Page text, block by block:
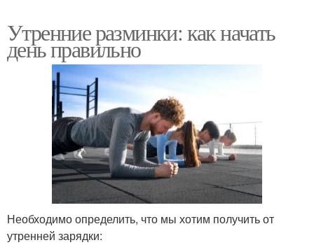
Утренние разминки: как начать
день правильно
Необходимо определить, что мы хотим получить от
утренней зарядки: